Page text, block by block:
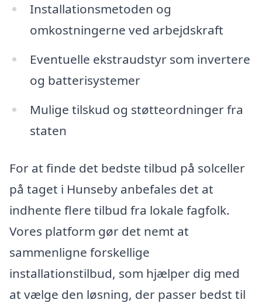
Installationsmetoden og
omkostningerne ved arbejdskraft
Eventuelle ekstraudstyr som invertere
og batterisystemer
Mulige tilskud og støtteordninger fra
staten
For at finde det bedste tilbud på solceller
på taget i Hunseby anbefales det at
indhente flere tilbud fra lokale fagfolk.
Vores platform gør det nemt at
sammenligne forskellige
installationstilbud, som hjælper dig med
at vælge den løsning, der passer bedst til